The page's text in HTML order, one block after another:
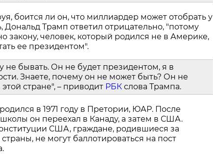
боится ли он, что миллиардер может отобрать у
Дональд Трамп ответил отрицательно, "потому
закону, человек, который родился не в Америке,
ее президентом".
не бывать. Он не будет президентом, я в
Знаете, почему он не может быть? Он не
стране", – приводит РБК слова Трампа.
в 1971 году в Претории, ЮАР. После
он переехал в Канаду, а затем в США.
США, граждане, родившиеся за
не могут баллотироваться на пост